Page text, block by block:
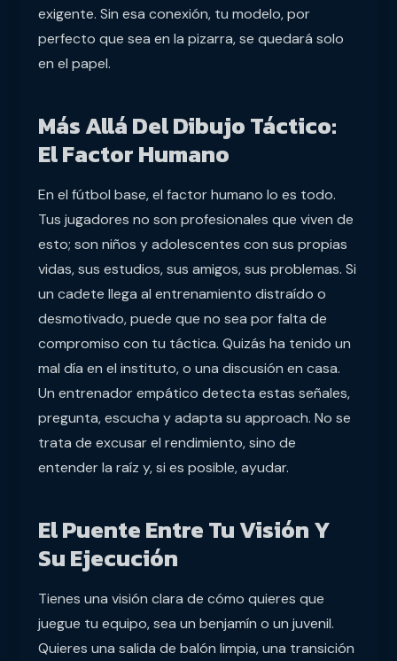
exigente. Sin esa conexión, tu modelo, por
perfecto que sea en la pizarra, se quedará solo
en el papel.
Más Allá Del Dibujo Táctico:
El Factor Humano
En el fútbol base, el factor humano lo es todo.
Tus jugadores no son profesionales que viven de
esto; son niños y adolescentes con sus propias
vidas, sus estudios, sus amigos, sus problemas. Si
un cadete llega al entrenamiento distraído o
desmotivado, puede que no sea por falta de
compromiso con tu táctica. Quizás ha tenido un
mal día en el instituto, o una discusión en casa.
Un entrenador empático detecta estas señales,
pregunta, escucha y adapta su approach. No se
trata de excusar el rendimiento, sino de
entender la raíz y, si es posible, ayudar.
El Puente Entre Tu Visión Y
Su Ejecución
Tienes una visión clara de cómo quieres que
juegue tu equipo, sea un benjamín o un juvenil.
Quieres una salida de balón limpia, una transición